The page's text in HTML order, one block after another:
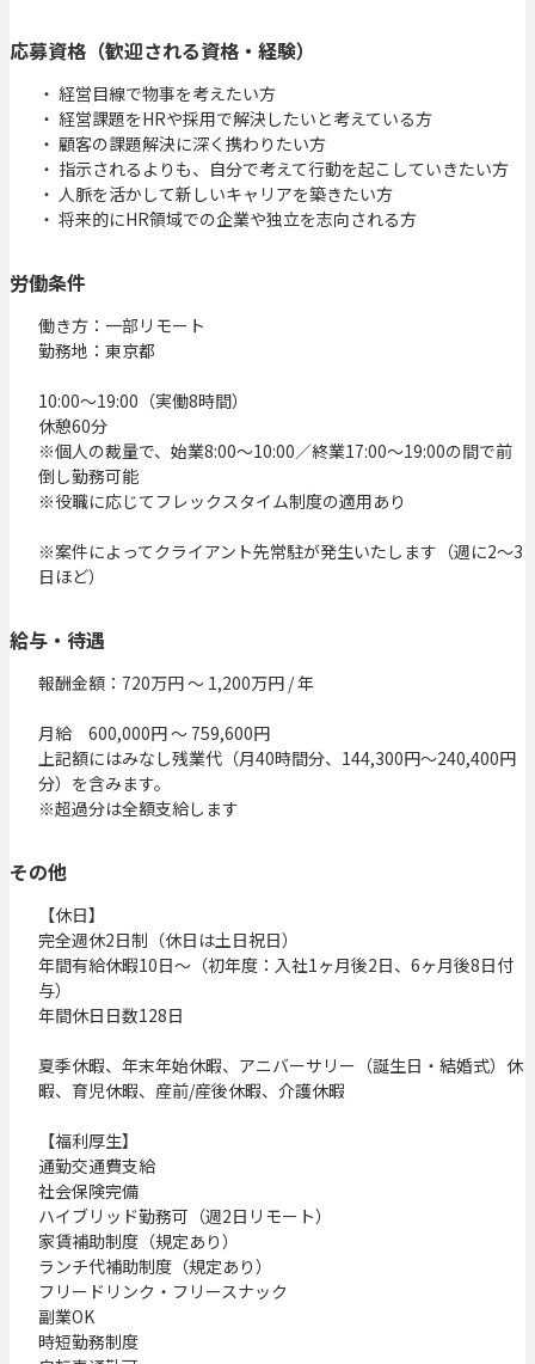
応募資格（歓迎される資格・経験）
・ 経営目線で物事を考えたい方
・ 経営課題をHRや採用で解決したいと考えている方
・ 顧客の課題解決に深く携わりたい方
・ 指示されるよりも、自分で考えて行動を起こしていきたい方
・ 人脈を活かして新しいキャリアを築きたい方
・ 将来的にHR領域での企業や独立を志向される方
労働条件
働き方：一部リモート
勤務地：東京都
10:00〜19:00（実働8時間）
休憩60分
※個人の裁量で、始業8:00～10:00／終業17:00～19:00の間で前
倒し勤務可能
※役職に応じてフレックスタイム制度の適用あり
※案件によってクライアント先常駐が発生いたします（週に2～3
日ほど）
給与・待遇
報酬金額：720万円 〜 1,200万円 / 年
月給　600,000円 ～ 759,600円
上記額にはみなし残業代（月40時間分、144,300円～240,400円
分）を含みます。
※超過分は全額支給します
その他
【休日】
完全週休2日制（休日は土日祝日）
年間有給休暇10日～（初年度：入社1ヶ月後2日、6ヶ月後8日付
与）
年間休日日数128日
夏季休暇、年末年始休暇、アニバーサリー（誕生日・結婚式）休
暇、育児休暇、産前/産後休暇、介護休暇
【福利厚生】
通勤交通費支給
社会保険完備
ハイブリッド勤務可（週2日リモート）
家賃補助制度（規定あり）
ランチ代補助制度（規定あり）
フリードリンク・フリースナック
副業OK
時短勤務制度